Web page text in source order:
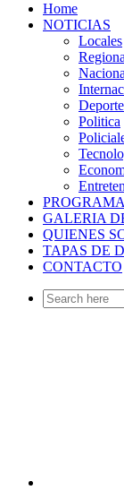
Home
NOTICIAS
Locales
Politica
GALERIA
QUIENES
TAPAS DE
CONTACTO
Search
for: